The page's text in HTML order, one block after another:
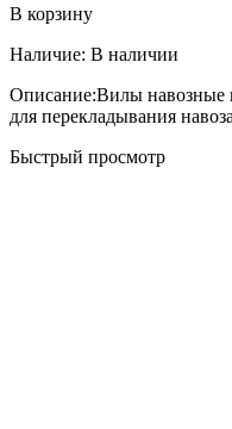
В корзину
Наличие: В наличии
Описание:Вилы навозные
для перекладывания
Быстрый просмотр